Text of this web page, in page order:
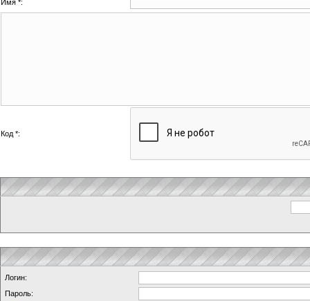
Имя *:
Код *:
Логин:
Пароль: